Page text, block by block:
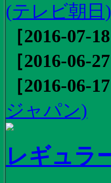
(テレビ朝日)
［2016-07-18
［2016-06-27
［2016-06-17
ジャパン)
レギュラ